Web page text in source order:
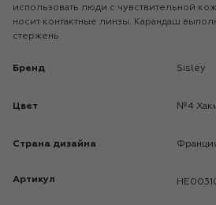
использовать люди с чувствительной
носит контактные линзы. Карандаш
стержень.
Бренд Sisley
Цвет №4
Страна дизайна
Артикул